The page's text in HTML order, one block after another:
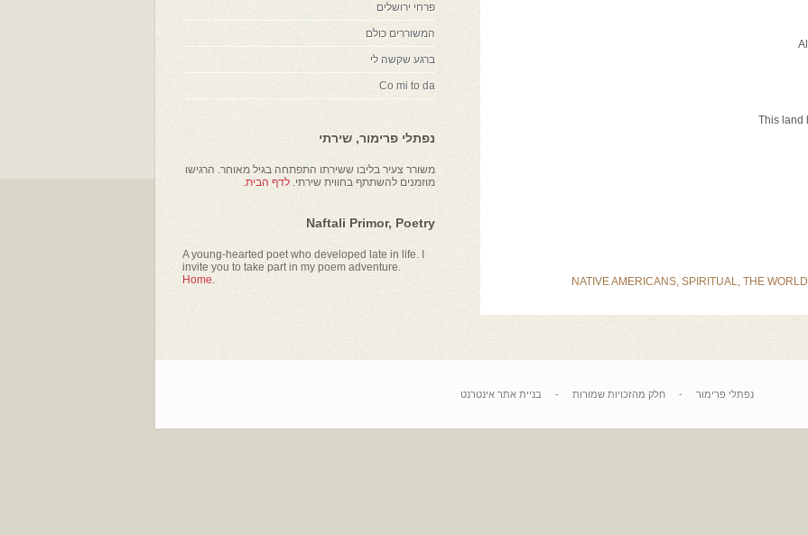
NATIVE AMERICANS, SPIRITUAL, THE WORLD
פרחי ירושלים
המשוררים כולם
ברגע שקשה לי
Co mi to da
נפתלי פרימור, שירתי
משורר צעיר בליבו ששירתו התפתחה בגיל מאוחר. הרגישו
מוזמנים להשתתף בחווית שירתי. לדף הבית.
Naftali Primor, Poetry
A young-hearted poet who developed late in life. I
invite you to take part in my poem adventure.
Home.
נפתלי פרימור -חלק מהזכויות שמורות - בניית אתר אינטרנט